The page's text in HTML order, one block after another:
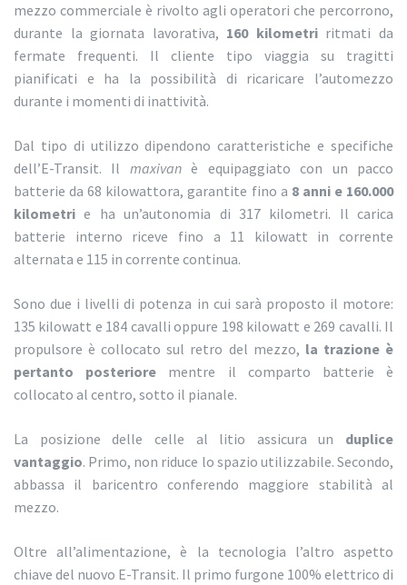
mezzo commerciale è rivolto agli operatori che percorrono,
durante la giornata lavorativa, 160 kilometriritmati da
fermate frequenti. Il cliente tipo viaggia su tragitti
pianificati e ha la possibilità di ricaricare l’automezzo
durante i momenti di inattività.
Dal tipo di utilizzo dipendono caratteristiche e specifiche
dell’E-Transit. Il maxivanè equipaggiato con un pacco
batterie da 68 kilowattora, garantite fino a 8 anni e 160.000
kilometri e ha un’autonomia di 317 kilometri. Il carica
batterie interno riceve fino a 11 kilowatt in corrente
alternata e 115 in corrente continua.
Sono due i livelli di potenza in cui sarà proposto il motore:
135 kilowatt e 184 cavalli oppure 198 kilowatt e 269 cavalli. Il
propulsore è collocato sul retro del mezzo, la trazione è
pertanto posteriore mentre il comparto batterie è
collocato al centro, sotto il pianale.
La posizione delle celle al litio assicura un duplice
vantaggio. Primo, non riduce lo spazio utilizzabile. Secondo,
abbassa il baricentro conferendo maggiore stabilità al
mezzo.
Oltre all’alimentazione, è la tecnologia l’altro aspetto
chiave del nuovo E-Transit. Il primo furgone 100% elettrico di